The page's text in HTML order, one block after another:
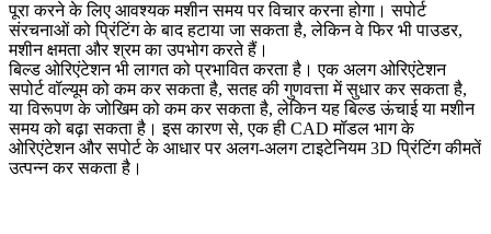
पूरा करने के लिए आवश्यक मशीन समय पर विचार करना होगा। सपोर्ट
संरचनाओं को प्रिंटिंग के बाद हटाया जा सकता है, लेकिन वे फिर भी पाउडर,
मशीन क्षमता और श्रम का उपभोग करते हैं।
बिल्ड ओरिएंटेशन भी लागत को प्रभावित करता है। एक अलग ओरिएंटेशन
सपोर्ट वॉल्यूम को कम कर सकता है, सतह की गुणवत्ता में सुधार कर सकता है,
या विरूपण के जोखिम को कम कर सकता है, लेकिन यह बिल्ड ऊंचाई या मशीन
समय को बढ़ा सकता है। इस कारण से, एक ही CAD मॉडल भाग के
ओरिएंटेशन और सपोर्ट के आधार पर अलग-अलग टाइटेनियम 3D प्रिंटिंग कीमतें
उत्पन्न कर सकता है।